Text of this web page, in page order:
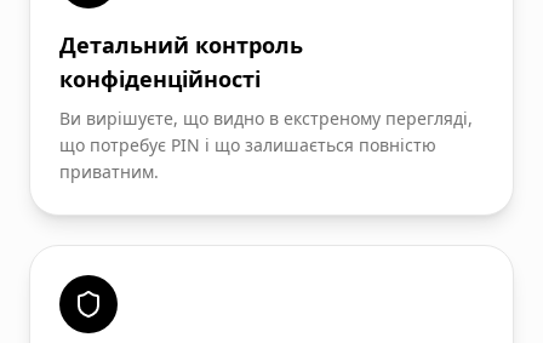
Детальний контроль
конфіденційності
Ви вирішуєте, що видно в екстреному перегляді,
що потребує PIN і що залишається повністю
приватним.